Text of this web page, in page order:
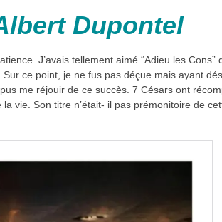
Dupontel
J’avais tellement aimé “Adieu les Cons”
ce point, je ne fus pas déçue mais ayant
me réjouir de ce succès. 7 Césars ont
vie. Son titre n’était- il pas prémonitoire de